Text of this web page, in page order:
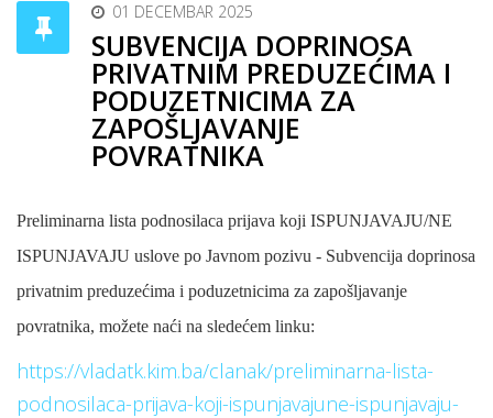
01 DECEMBAR 2025
SUBVENCIJA DOPRINOSA
PRIVATNIM PREDUZEĆIMA I
PODUZETNICIMA ZA
ZAPOŠLJAVANJE
POVRATNIKA
Preliminarna lista podnosilaca prijava koji ISPUNJAVAJU/NE
ISPUNJAVAJU uslove po Javnom pozivu - Subvencija doprinosa
privatnim preduzećima i poduzetnicima za zapošljavanje
povratnika, možete naći na sledećem linku:
https://vladatk.kim.ba/clanak/preliminarna-lista-
podnosilaca-prijava-koji-ispunjavajune-ispunjavaju-